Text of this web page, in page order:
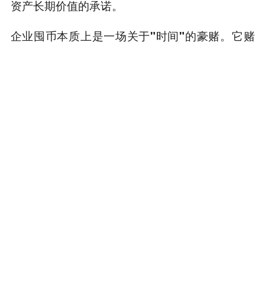
资产长期价值的承诺。
企业囤币本质上是一场关于"时间"的豪赌。 它赌